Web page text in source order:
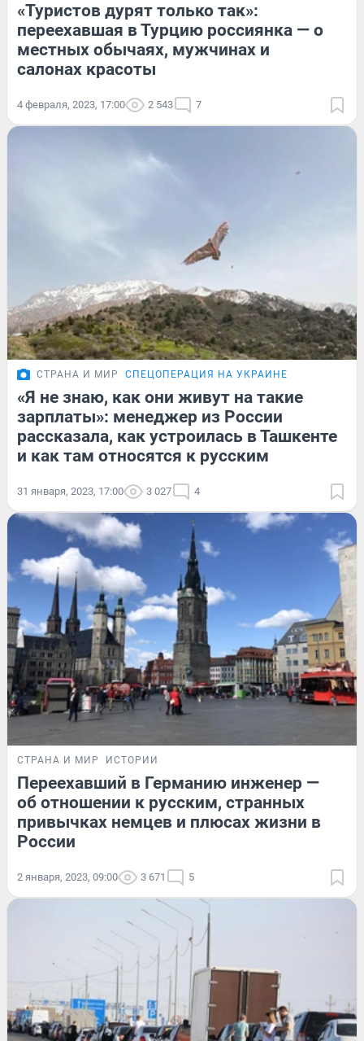
«Туристов дурят только так»:
переехавшая в Турцию россиянка — о
местных обычаях, мужчинах и
салонах красоты
4 февраля, 2023, 17:00 2 543 7
СТРАНА И МИР СПЕЦОПЕРАЦИЯ НА УКРАИНЕ
«Я не знаю, как они живут на такие
зарплаты»: менеджер из России
рассказала, как устроилась в Ташкенте
и как там относятся к русским
31 января, 2023, 17:00 3 027 4
СТРАНА И МИР ИСТОРИИ
Переехавший в Германию инженер —
об отношении к русским, странных
привычках немцев и плюсах жизни в
России
2 января, 2023, 09:00 3 671 5